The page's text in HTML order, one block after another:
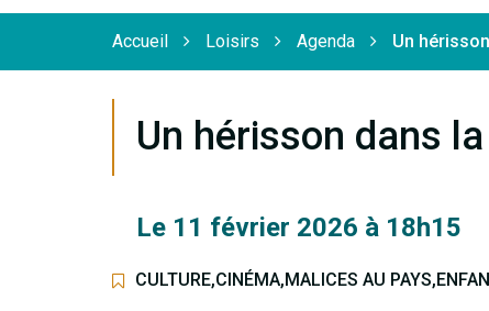
Flèche
Accueil Loisirs Agenda Un
Un hérisson dans
Le 11 février 2026 à 18h15
CULTURE,CINÉMA,MALICES AU PAYS,